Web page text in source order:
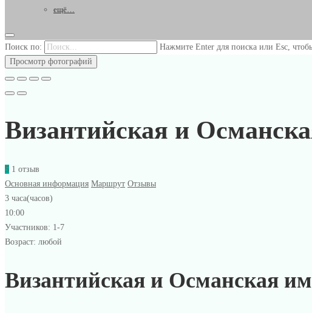
ещё…
Поиск по:
Нажмите Enter для поиска или Esc,
Просмотр фотографий
Византийская и
5 1 отзыв
Основная информация Маршрут Отзывы
3 часа(часов)
10:00
Участников: 1-7
Возраст: любой
Византийская и Османская